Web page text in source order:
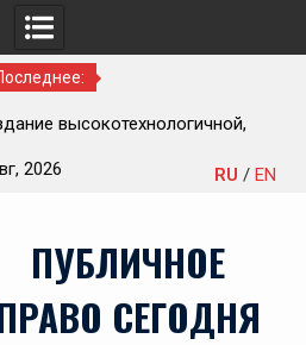
высокотехнологичной,
системы России
RU /EN
2026
ПУБЛИЧНОЕ
СЕГОДНЯ